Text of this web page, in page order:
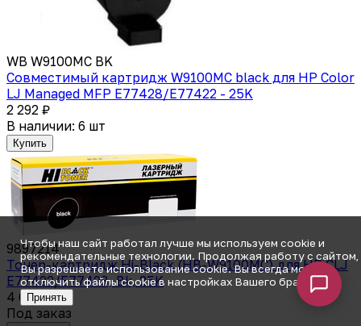
WB W9100MC BK
Совместимый картридж W9100MC black для HP Color
LJ Managed MFP E77428/E77422 - 25K
2 292 ₽
В наличии: 6 шт
Купить
9897214
Тонер-картридж Hi-Black (HB-W9100MC) для HP CLJ
E77422/E77428, Bk, 25K
4 046 ₽
Под заказ
Чтобы наш сайт работал лучше мы используем cookie и
рекомендательные технологии. Продолжая работу с сайтом,
Вы разрешаете использование cookie. Вы всегда можете
отключить файлы cookie в настройках Вашего браузера.
Принять